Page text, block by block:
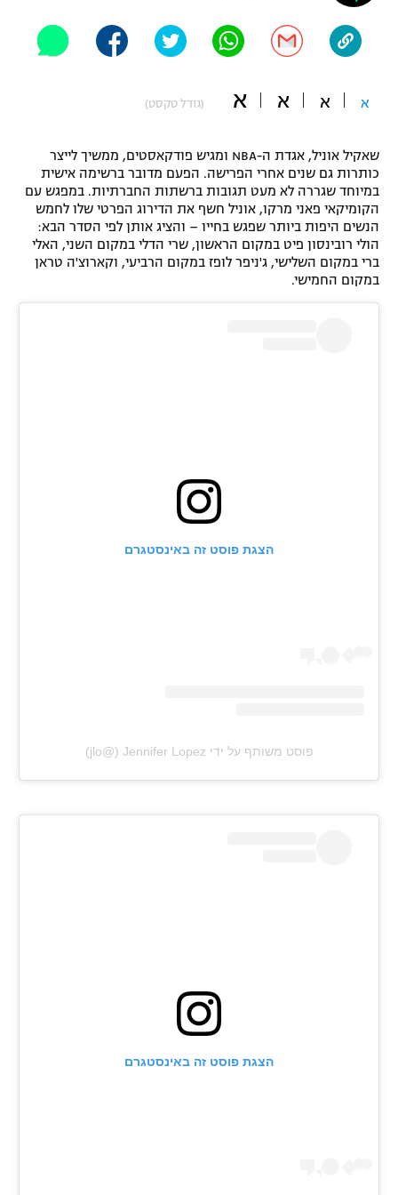
"מחצית בשכונה" – פודקאסט
תקנון עבור פעילות אלקטרה
תקנון עבור פעילות ספורט 1 – "מרלן"
גיימינג E-Sports
תנאי שימוש
אופניים
פוטבול אמריקאי NFL
בייסבול MLB
ספורט אתגרי ואקסטרים
א א א א (גודל טקסט)
שאקיל אוניל, אגדת ה-NBA ומגיש פודקאסטים, ממשיך לייצר
כותרות גם שנים אחרי הפרישה. הפעם מדובר ברשימה אישית
במיוחד שגררה לא מעט תגובות ברשתות החברתיות. במפגש עם
הקומיקאי פאני מרקו, אוניל חשף את הדירוג הפרטי שלו לחמש
הנשים היפות ביותר שפגש בחייו – והציג אותן לפי הסדר הבא:
הולי רובינסון פיט במקום הראשון, שרי הדלי במקום השני, האלי
ברי במקום השלישי, ג'ניפר לופז במקום הרביעי, וקארוצ'ה טראן
במקום החמישי.
הצגת פוסט זה באינסטגרם
פוסט משותף על ידי ‏‎Jennifer Lopez‎‏ (@‏‎jlo‎‏)
הצגת פוסט זה באינסטגרם